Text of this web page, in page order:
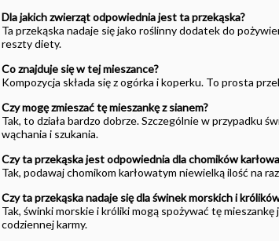
Dla jakich zwierząt odpowiednia jest ta przekąska?
Ta przekąska nadaje się jako roślinny dodatek do
reszty diety.
Co znajduje się w tej mieszance?
Kompozycja składa się z ogórka i koperku. To prosta
Czy mogę zmieszać tę mieszankę z sianem?
Tak, to działa bardzo dobrze. Szczególnie w przypadku
wąchania i szukania.
Czy ta przekąska jest odpowiednia dla chomików
Tak, podawaj chomikom karłowatym niewielką ilość na
Czy ta przekąska nadaje się dla świnek morskich i
Tak, świnki morskie i króliki mogą spożywać tę
codziennej karmy.